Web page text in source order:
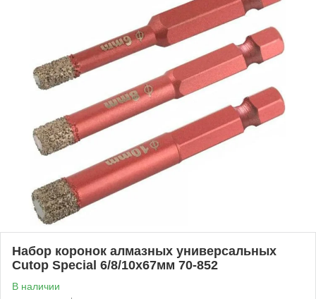
Набор коронок алмазных универсальных
Cutop Special 6/8/10x67мм 70-852
В наличии